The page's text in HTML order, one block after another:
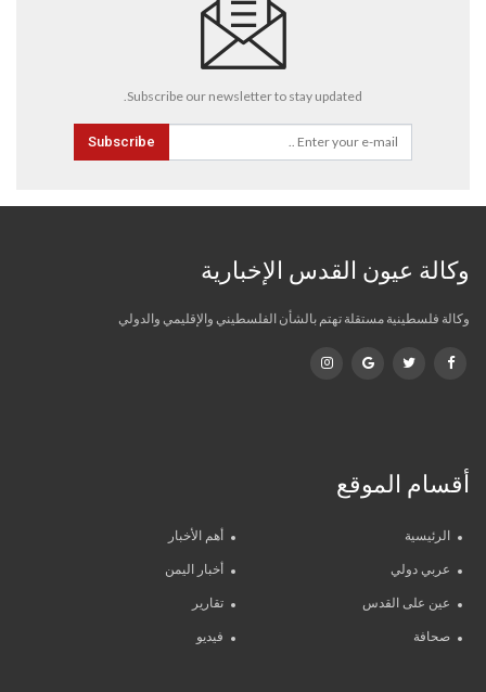
Subscribe our newsletter to stay updated.
Subscribe
وكالة عيون القدس الإخبارية
وكالة فلسطينية مستقلة تهتم بالشأن الفلسطيني والإقليمي والدولي
أقسام الموقع
الرئيسية أهم الأخبار
عربي دولي أخبار اليمن
عين على القدس تقارير
صحافة فيديو